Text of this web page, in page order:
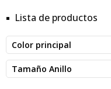
Lista de productos